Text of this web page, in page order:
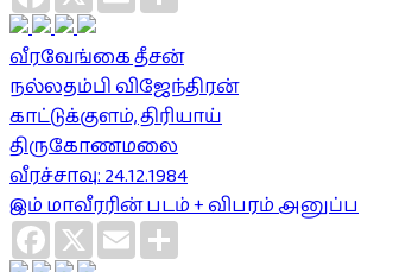
வீரவேங்கை தீசன்
நல்லதம்பி விஜேந்திரன்
காட்டுக்குளம், திரியாய்
திருகோணமலை
வீரச்சாவு: 24.12.1984
இம் மாவீரரின் படம் + விபரம் அனுப்ப
Facebook
X Email